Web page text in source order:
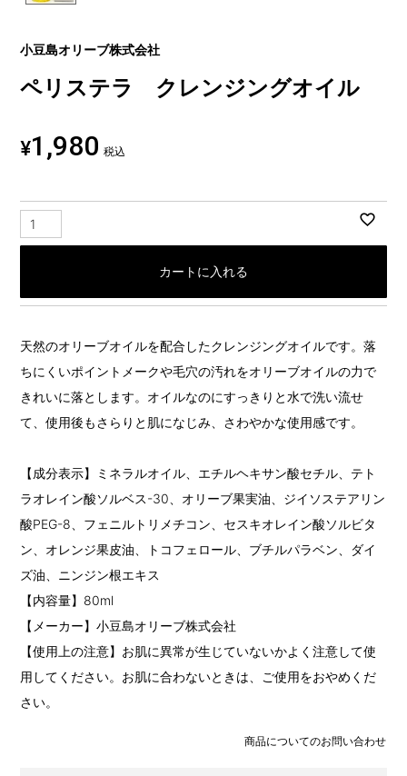
小豆島オリーブ株式会社
ペリステラ クレンジングオイル
¥1,980 税込
カートに入れる
天然のオリーブオイルを配合したクレンジングオイルです。落
ちにくいポイントメークや毛穴の汚れをオリーブオイルの力で
きれいに落とします。オイルなのにすっきりと水で洗い流せ
て、使用後もさらりと肌になじみ、さわやかな使用感です。
【成分表示】ミネラルオイル、エチルヘキサン酸セチル、テト
ラオレイン酸ソルベス-30、オリーブ果実油、ジイソステアリン
酸PEG-8、フェニルトリメチコン、セスキオレイン酸ソルビタ
ン、オレンジ果皮油、トコフェロール、ブチルパラベン、ダイ
ズ油、ニンジン根エキス
【内容量】80ml
【メーカー】小豆島オリーブ株式会社
【使用上の注意】お肌に異常が生じていないかよく注意して使
用してください。お肌に合わないときは、ご使用をおやめくだ
さい。
商品についてのお問い合わせ